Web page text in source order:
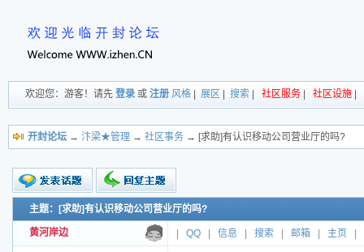
欢迎您：游客！请先 登录 或 注册 风格 展区 搜索 社区服务 社区设施
开封论坛 → 汴梁★管理 → 社区事务 → [求助]有认识移动公司营业厅的吗?
新的主题
投票帖
交易帖
主题：[求助]有认识移动公司营业厅的吗?
黄河岸边 QQ 信息 搜索 邮箱 主页